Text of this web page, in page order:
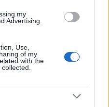
my
Advertising.
Use,
of my
with the